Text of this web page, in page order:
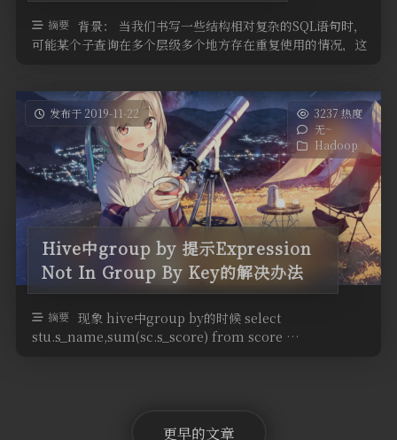
摘要 背景： 当我们书写一些结构相对复杂的SQL语句时，
可能某个子查询在多个层级多个地方存在重复使用的情况，这
发布于 2019-11-22
3237 热度
无~
Hadoop
Hive中group by 提示Expression
Not In Group By Key的解决办法
摘要 现象 hive中group by的时候 select
stu.s_name,sum(sc.s_score) from score …
更早的文章